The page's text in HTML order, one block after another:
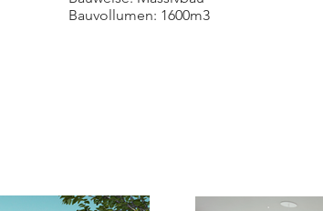
Bauvollumen: 1600m3